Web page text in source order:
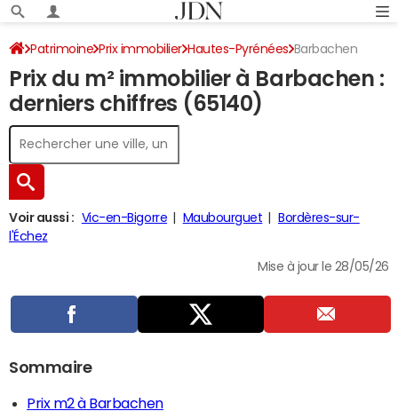
Patrimoine Prix immobilier Hautes-Pyrénées Barbachen
Prix du m² immobilier à Barbachen :
derniers chiffres (65140)
Voir aussi : Vic-en-Bigorre Maubourguet
Bordères-sur-
l'Échez
Mise à jour le 28/05/26
Sommaire
Prix m2 à Barbachen